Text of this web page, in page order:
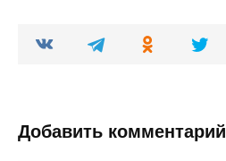
Добавить комментарий